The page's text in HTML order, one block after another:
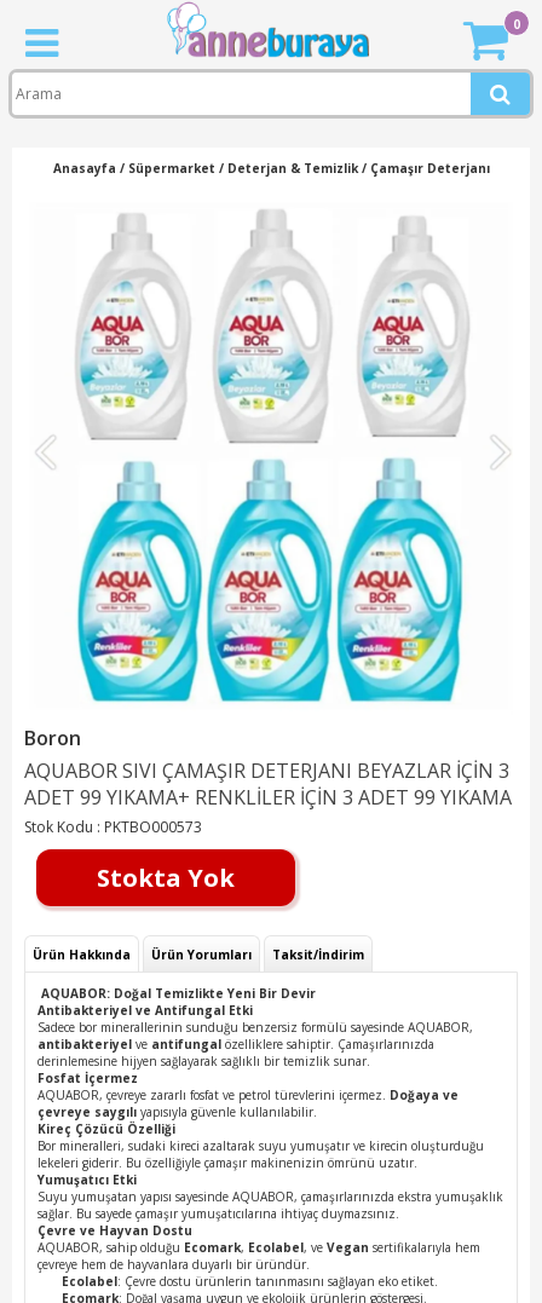
0
Anasayfa / Süpermarket / Deterjan & Temizlik/ Çamaşır Deterjanı
Boron
AQUABOR SIVI ÇAMAŞIR DETERJANI BEYAZLAR İÇİN 3
ADET 99 YIKAMA+ RENKLİLER İÇİN 3 ADET 99 YIKAMA
Stok Kodu : PKTBO000573
Stokta Yok
Ürün Hakkında Ürün Yorumları Taksit/İndirim
AQUABOR: Doğal Temizlikte Yeni Bir Devir
Antibakteriyel ve Antifungal Etki
Sadece bor minerallerinin sunduğu benzersiz formülü sayesinde AQUABOR,
antibakteriyel ve antifungal özelliklere sahiptir. Çamaşırlarınızda
derinlemesine hijyen sağlayarak sağlıklı bir temizlik sunar.
Fosfat İçermez
AQUABOR, çevreye zararlı fosfat ve petrol türevlerini içermez. Doğaya ve
çevreye saygılı yapısıyla güvenle kullanılabilir.
Kireç Çözücü Özelliği
Bor mineralleri, sudaki kireci azaltarak suyu yumuşatır ve kirecin oluşturduğu
lekeleri giderir. Bu özelliğiyle çamaşır makinenizin ömrünü uzatır.
Yumuşatıcı Etki
Suyu yumuşatan yapısı sayesinde AQUABOR, çamaşırlarınızda ekstra yumuşaklık
sağlar. Bu sayede çamaşır yumuşatıcılarına ihtiyaç duymazsınız.
Çevre ve Hayvan Dostu
AQUABOR, sahip olduğu Ecomark, Ecolabel, ve Vegan sertifikalarıyla hem
çevreye hem de hayvanlara duyarlı bir üründür.
Ecolabel: Çevre dostu ürünlerin tanınmasını sağlayan eko etiket.
Ecomark: Doğal yaşama uygun ve ekolojik ürünlerin göstergesi.